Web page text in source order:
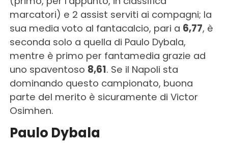
marcatori) e 2 assist serviti ai compagni; la
sua media voto al fantacalcio, pari a 6,77, è
seconda solo a quella di Paulo Dybala,
mentre è primo per fantamedia grazie ad
uno spaventoso 8,61. Se il Napoli sta
dominando questo campionato, buona
parte del merito è sicuramente di Victor
Osimhen.
Paulo Dybala